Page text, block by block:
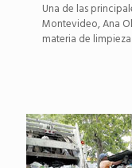
Una de las
Montevideo, Ana
materia de